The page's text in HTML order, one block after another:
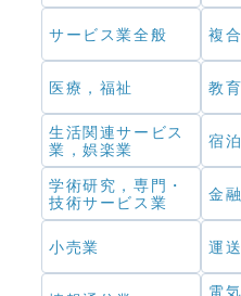
サービス業全般 複
医療，福祉 教
生活関連サービス
業，娯楽業
宿
学術研究，専門・
技術サービス業
金
小売業 運
電